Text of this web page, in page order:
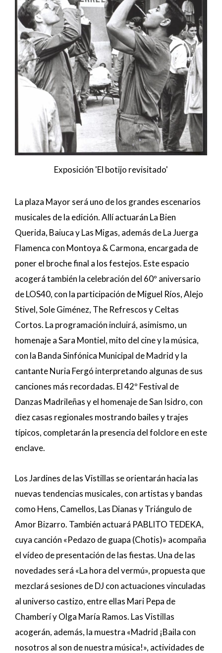
Exposición 'El botijo revisitado'
La plaza Mayor será uno de los grandes escenarios
musicales de la edición. Allí actuarán La Bien
Querida, Baiuca y Las Migas, además de La Juerga
Flamenca con Montoya & Carmona, encargada de
poner el broche final a los festejos. Este espacio
acogerá también la celebración del 60º aniversario
de LOS40, con la participación de Miguel Ríos, Alejo
Stivel, Sole Giménez, The Refrescos y Celtas
Cortos. La programación incluirá, asimismo, un
homenaje a Sara Montiel, mito del cine y la música,
con la Banda Sinfónica Municipal de Madrid y la
cantante Nuria Fergó interpretando algunas de sus
canciones más recordadas. El 42º Festival de
Danzas Madrileñas y el homenaje de San Isidro, con
diez casas regionales mostrando bailes y trajes
típicos, completarán la presencia del folclore en este
enclave.
Los Jardines de las Vistillas se orientarán hacia las
nuevas tendencias musicales, con artistas y bandas
como Hens, Camellos, Las Dianas y Triángulo de
Amor Bizarro. También actuará PABLITO TEDEKA,
cuya canción «Pedazo de guapa (Chotis)» acompaña
el vídeo de presentación de las fiestas. Una de las
novedades será «La hora del vermú», propuesta que
mezclará sesiones de DJ con actuaciones vinculadas
al universo castizo, entre ellas Mari Pepa de
Chamberí y Olga María Ramos. Las Vistillas
acogerán, además, la muestra «Madrid ¡Baila con
nosotros al son de nuestra música!», actividades de